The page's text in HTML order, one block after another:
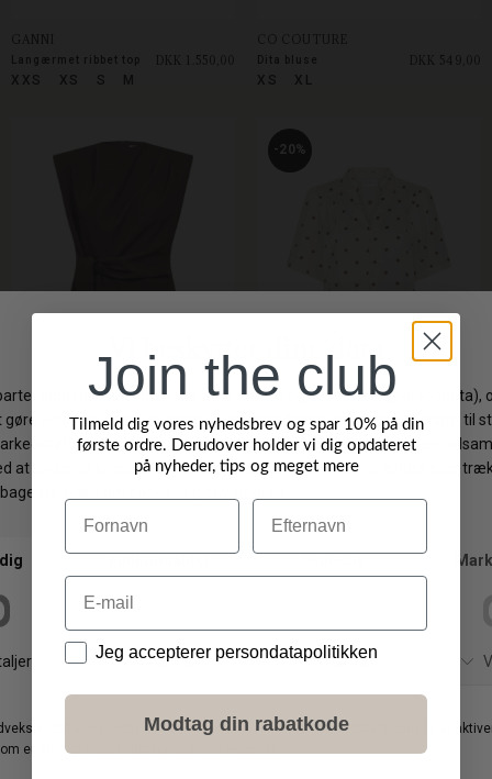
XXS XS S M
GANNI
Langærmet ribbet top
DKK 1.550,00
XS
XL
CO COUTURE
Dita bluse DKK 549,00
XS
CO COUTURE
Luna pleat top DKK 599,00
-20%
36 38 40
NEO NOIR
Torana Dotted bluse
DKK 400,00
DKK 320,00
-20%
Join the club
Tilmeld dig vores nyhedsbrev og spar 10% på din
første ordre. Derudover holder vi dig opdateret
på nyheder, tips og meget mere
Navn Efternavn
Email
DataJeg accepterer persondatapolitikken
Modtag din rabatkode